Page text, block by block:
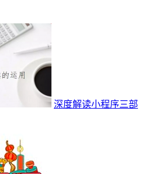
深度解读小程序三部